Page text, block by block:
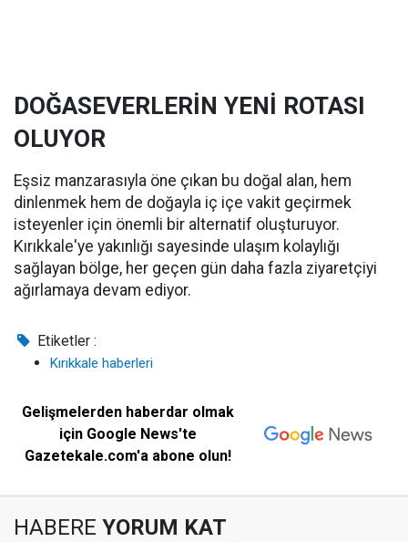
DOĞASEVERLERİN YENİ ROTASI
OLUYOR
Eşsiz manzarasıyla öne çıkan bu doğal alan, hem
dinlenmek hem de doğayla iç içe vakit geçirmek
isteyenler için önemli bir alternatif oluşturuyor.
Kırıkkale'ye yakınlığı sayesinde ulaşım kolaylığı
sağlayan bölge, her geçen gün daha fazla ziyaretçiyi
ağırlamaya devam ediyor.
Etiketler :
Kırıkkale haberleri
Gelişmelerden haberdar olmak
için Google News'te
Gazetekale.com'a abone olun!
HABERE YORUM KAT